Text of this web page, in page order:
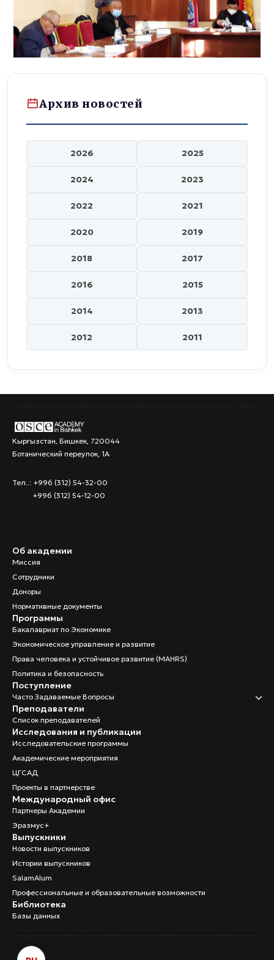
Архив новостей
2026 2025
2024 2023
2022 2021
2020 2019
2018 2017
2016 2015
2014 2013
2012 2011
Кыргызстан, Бишкек, 720044
Ботанический переулок, 1А
Тел..: +996 (312) 54-32-00
+996 (312) 54-12-00
Об академии
Миссия
Сотрудники
Доноры
Нормативные документы
Программы
Бакалавриат по Экономике
Экономическое управление и развитие
Права человека и устойчивое развитие (MAHRS)
Политика и безопасность
Поступление
Часто Задаваемые Вопросы
Преподаватели
Список преподавателей
Исследования и публикации
Исследовательские программы
Академические мероприятия
ЦГСАД
Проекты в партнерстве
Международный офис
Партнеры Академии
Эразмус+
Выпускники
Новости выпускников
Истории выпускников
SalamAlum
Профессиональные и образовательные возможности
Библиотека
Базы данных